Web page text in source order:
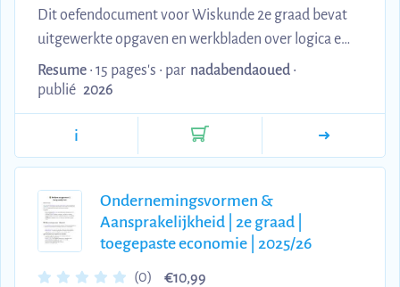
Dit oefendocument voor Wiskunde 2e graad bevat
uitgewerkte opgaven en werkbladen over logica en
reële functies. De stof omvat logische operatoren
(negatie, conjunctie, disjunctie, implicatie,
equivalentie), waarheidstabellen, het onderscheid
tussen afhankelijke en onafhankelijke variabelen,
en goniometrische getallen en hoeken. Ideaal voor
voorbereiding op toetsen.
Resume • 15 pages's • par nadabendaoued •
publié 2026
i
Ondernemingsvormen &
Aansprakelijkheid | 2e graad |
toegepaste economie | 2025/26
(0) €10,99